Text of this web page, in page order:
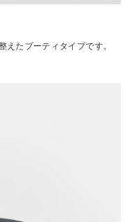
えたブーティタイプです。